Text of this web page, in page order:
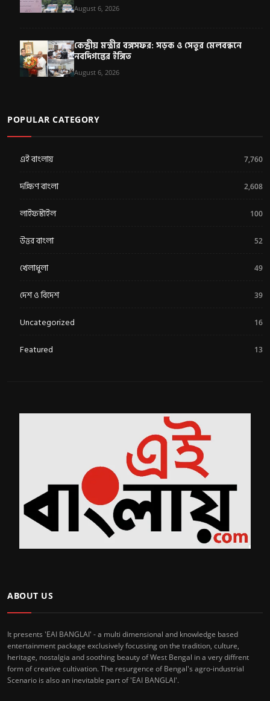
August 6, 2026
কেন্দ্রীয় মন্ত্রীর বঙ্গসফর: সড়ক ও সেতুর মেলবন্ধনে
নবদিগন্তের ইঙ্গিত
August 6, 2026
POPULAR CATEGORY
এই বাংলায় 7,760
দক্ষিণ বাংলা 2,608
লাইফস্টাইল 100
উত্তর বাংলা 52
খেলাধুলা 49
দেশ ও বিদেশ 39
Uncategorized 16
Featured 13
ABOUT US
It presents 'EAI BANGLAI' - a multi dimensional and knowledge based
entertainment package exclusively focussing on the tradition, culture,
heritage, nostalgia and soothing beauty of West Bengal in a very diffrent
form of creative cultivation. The resurgence of Bengal's agro-industrial
Scenario is also an inevitable part of 'EAI BANGLAI'.